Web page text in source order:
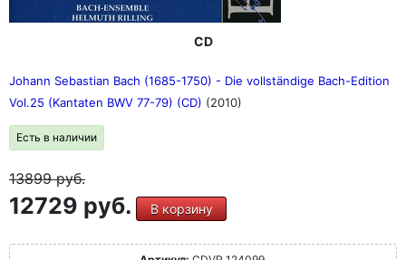
CD
Johann Sebastian Bach (1685-1750) - Die vollständige Bach-Edition
Vol.25 (Kantaten BWV 77-79) (CD) (2010)
Есть в наличии
13899руб.
12729 руб. В корзину